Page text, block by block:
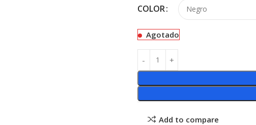
COLOR
Agotado
Add to compare